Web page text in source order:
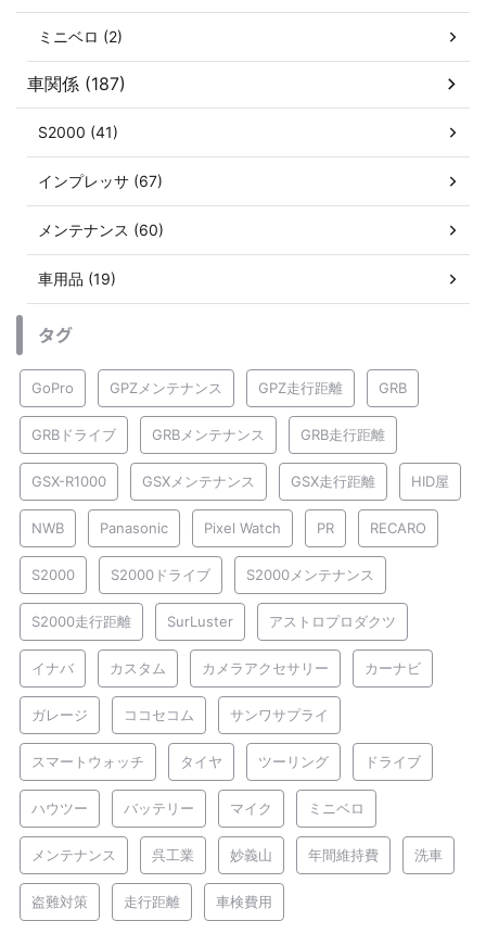
ミニベロ (2)
車関係 (187)
S2000 (41)
インプレッサ (67)
メンテナンス (60)
車用品 (19)
タグ
GoPro GPZメンテナンス GPZ走行距離 GRB
GRBドライブ GRBメンテナンス GRB走行距離
GSX-R1000 GSXメンテナンス GSX走行距離 HID屋
NWB Panasonic Pixel Watch PR RECARO
S2000 S2000ドライブ S2000メンテナンス
S2000走行距離 SurLuster アストロプロダクツ
イナバ カスタム カメラアクセサリー カーナビ
ガレージ ココセコム サンワサプライ
スマートウォッチ タイヤ ツーリング ドライブ
ハウツー バッテリー マイク ミニベロ
メンテナンス 呉工業 妙義山 年間維持費 洗車
盗難対策 走行距離 車検費用